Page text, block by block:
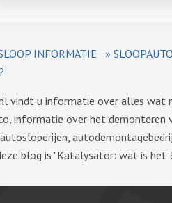
INFORMATIE »
vindt u informatie over alles
informatie over het demonteren
blog is "Katalysator: wat is het